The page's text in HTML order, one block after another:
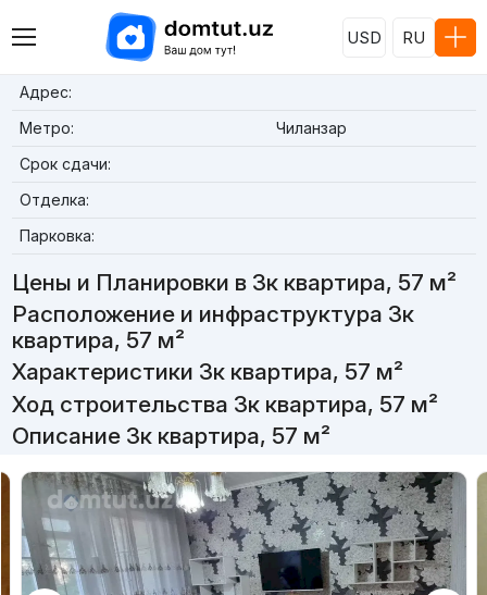
USD RU
Адрес:
Метро:
Чиланзар
Срок сдачи:
Отделка:
Парковка:
Цены и Планировки в 3к квартира, 57 м²
Расположение и инфраструктура 3к
квартира, 57 м²
Характеристики 3к квартира, 57 м²
Ход строительства 3к квартира, 57 м²
Описание 3к квартира, 57 м²